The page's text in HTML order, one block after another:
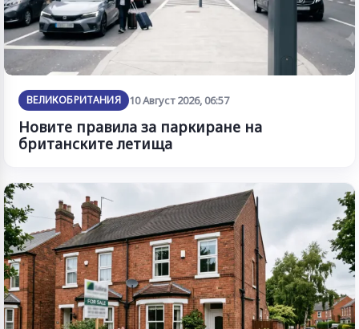
ВЕЛИКОБРИТАНИЯ 10 Август 2026, 06:57
Новите правила за паркиране на
британските летища